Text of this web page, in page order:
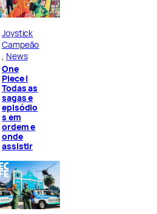
Joystick
Campeão
, News
One
Piece |
Todas as
sagas e
episódio
s em
ordem e
onde
assistir